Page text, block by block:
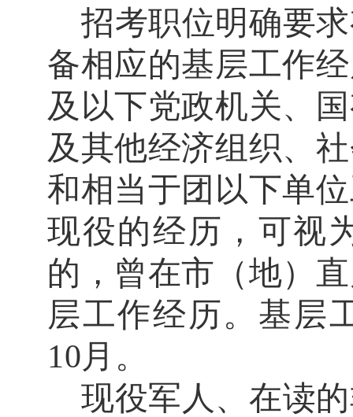
招考职位明确要
备相应的基层工作
及以下党政机关、
及其他经济组织、
和相当于团以下单
现役的经历，可视
的，曾在市（地）
层工作经历。基层
10月。
现役军人、在读